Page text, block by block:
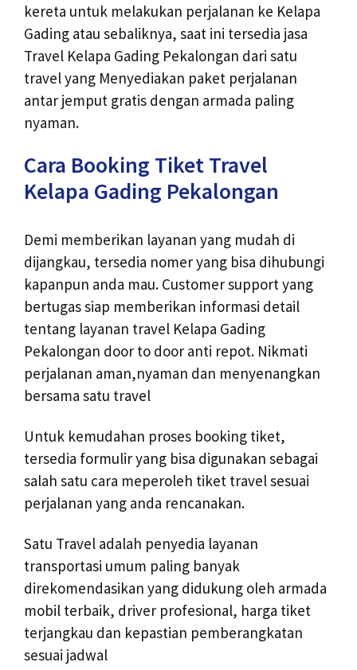
kereta untuk melakukan perjalanan ke Kelapa
Gading atau sebaliknya, saat ini tersedia jasa
Travel Kelapa Gading Pekalongan dari satu
travel yang Menyediakan paket perjalanan
antar jemput gratis dengan armada paling
nyaman.
Cara Booking Tiket Travel
Kelapa Gading Pekalongan
Demi memberikan layanan yang mudah di
dijangkau, tersedia nomer yang bisa dihubungi
kapanpun anda mau. Customer support yang
bertugas siap memberikan informasi detail
tentang layanan travel Kelapa Gading
Pekalongan door to door anti repot. Nikmati
perjalanan aman,nyaman dan menyenangkan
bersama satu travel
Untuk kemudahan proses booking tiket,
tersedia formulir yang bisa digunakan sebagai
salah satu cara meperoleh tiket travel sesuai
perjalanan yang anda rencanakan.
Satu Travel adalah penyedia layanan
transportasi umum paling banyak
direkomendasikan yang didukung oleh armada
mobil terbaik, driver profesional, harga tiket
terjangkau dan kepastian pemberangkatan
sesuai jadwal